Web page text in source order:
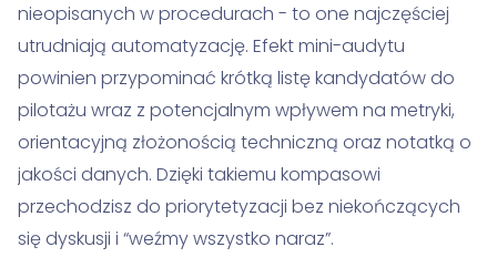
nieopisanych w procedurach - to one najczęściej
utrudniają automatyzację. Efekt mini-audytu
powinien przypominać krótką listę kandydatów do
pilotażu wraz z potencjalnym wpływem na metryki,
orientacyjną złożonością techniczną oraz notatką o
jakości danych. Dzięki takiemu kompasowi
przechodzisz do priorytetyzacji bez niekończących
się dyskusji i “weźmy wszystko naraz”.